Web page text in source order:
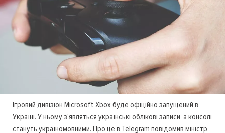
Ігровий дивізіон Microsoft Xbox буде офіційно запущений в
Україні. У ньому з'являться українські облікові записи, а консолі
стануть україномовними. Про це в Telegram повідомив міністр